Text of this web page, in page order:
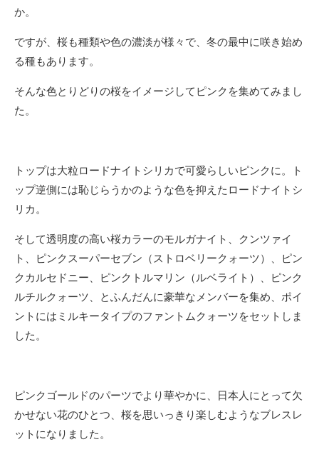
か。
ですが、桜も種類や色の濃淡が様々で、冬の最中に咲き始め
る種もあります。
そんな色とりどりの桜をイメージしてピンクを集めてみまし
た。
トップは大粒ロードナイトシリカで可愛らしいピンクに。ト
ップ逆側には恥じらうかのような色を抑えたロードナイトシ
リカ。
そして透明度の高い桜カラーのモルガナイト、クンツァイ
ト、ピンクスーパーセブン（ストロベリークォーツ）、ピン
クカルセドニー、ピンクトルマリン（ルベライト）、ピンク
ルチルクォーツ、とふんだんに豪華なメンバーを集め、ポイ
ントにはミルキータイプのファントムクォーツをセットしま
した。
ピンクゴールドのパーツでより華やかに、日本人にとって欠
かせない花のひとつ、桜を思いっきり楽しむようなブレスレ
ットになりました。